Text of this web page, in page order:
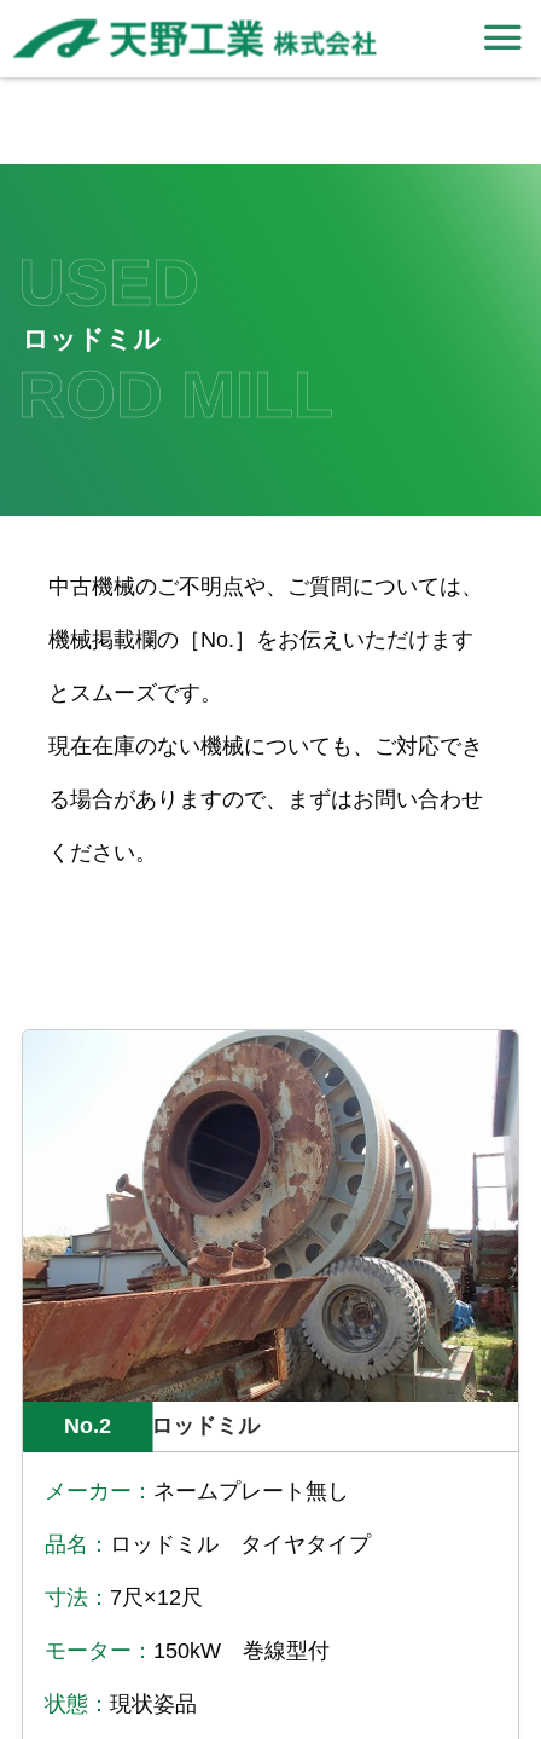
USED
ロッドミル
ROD MILL
中古機械のご不明点や、ご質問については、
機械掲載欄の［No.］をお伝えいただけます
とスムーズです。
現在在庫のない機械についても、ご対応でき
る場合がありますので、まずはお問い合わせ
ください。
No.2 ロッドミル
メーカー： ネームプレート無し
品名： ロッドミル タイヤタイプ
寸法： 7尺×12尺
モーター： 150kW 巻線型付
状態： 現状姿品